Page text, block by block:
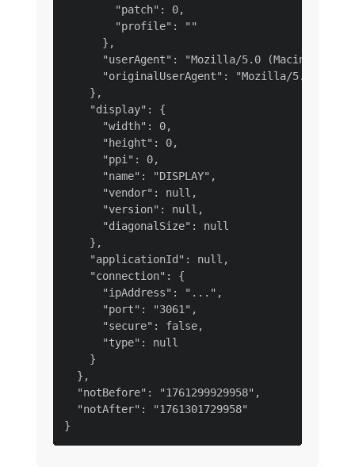
        "patch": 0,
        "profile": ""
      },
"userAgent": "Mozilla/5.0 (Macintosh;
"originalUserAgent": "Mozilla/5.0
    },
    "display": {
      "width": 0,
      "height": 0,
      "ppi": 0,
      "name": "DISPLAY",
      "vendor": null,
      "version": null,
      "diagonalSize": null
    },
    "applicationId": null,
    "connection": {
      "ipAddress": "...",
      "port": "3061",
      "secure": false,
      "type": null
    }
  },
  "notBefore": "1761299929958",
  "notAfter": "1761301729958"